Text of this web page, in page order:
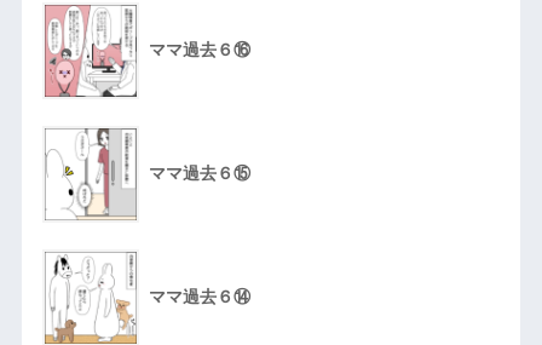
ママ過去６⑯
ママ過去６⑮
ママ過去６⑭